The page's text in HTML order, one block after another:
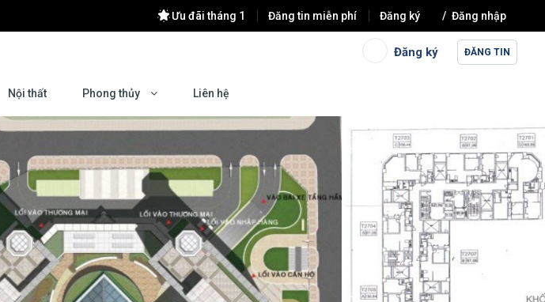
Ưu đãi tháng 1 Đăng tin miễn phí Đăng ký Đăng nhập
Đăng ký ĐĂNG TIN
Nội thất Phong thủy Liên hệ